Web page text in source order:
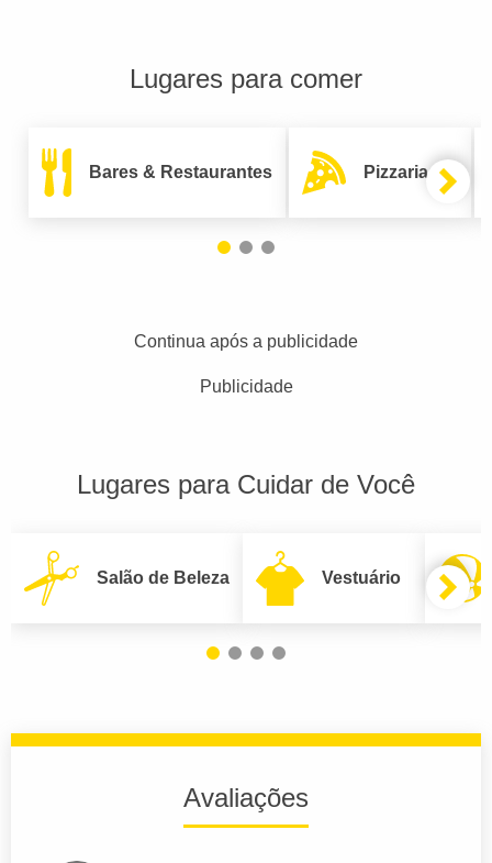
Lugares para comer
Bares & Restaurantes Pizzarias
Continua após a publicidade
Publicidade
Lugares para Cuidar de Você
Salão de Beleza Vestuário
Avaliações